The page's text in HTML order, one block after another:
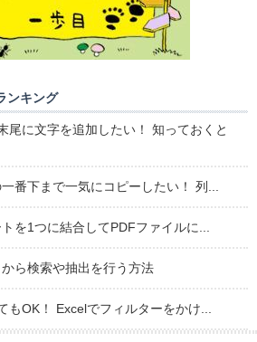
ンキング
尾に文字を追加したい！ 知っておくと
番下まで一気にコピーしたい！ 列...
を1つに結合してPDFファイルに...
ら検索や抽出を行う方法
もOK！ Excelでフィルターをかけ...